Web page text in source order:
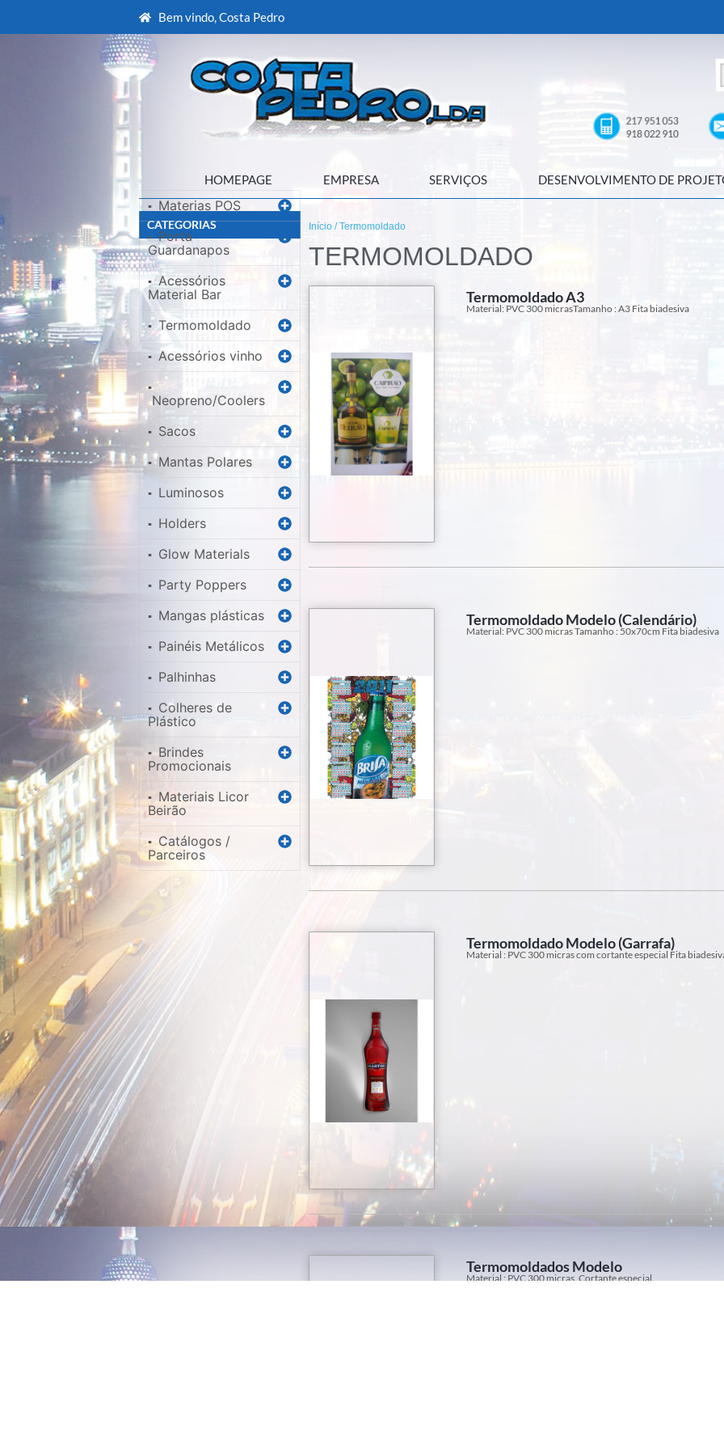
Bem vindo, Costa Pedro
HOMEPAGE EMPRESA SERVIÇOS DESENVOLVIMENTO DE
CATEGORIAS
▪ Materias POS
▪ Porta
Guardanapos
▪ Acessórios
Material Bar
▪ Termomoldado
▪ Acessórios vinho
▪
Neopreno/Coolers
▪ Sacos
▪ Mantas Polares
▪ Luminosos
▪ Holders
▪ Glow Materials
▪ Party Poppers
▪ Mangas plásticas
▪ Painéis Metálicos
▪ Palhinhas
▪ Colheres de
Plástico
▪ Brindes
Promocionais
▪ Materiais Licor
Beirão
▪ Catálogos /
Parceiros
Início / Termomoldado
TERMOMOLDADO
Termomoldado A3
Material: PVC 300 micrasTamanho : A3 Fita biadesiva
Termomoldado Modelo (Calendário)
Material: PVC 300 micras Tamanho : 50x70cm Fita biadesiva
Termomoldado Modelo (Garrafa)
Material : PVC 300 micras com cortante especial Fita
Termomoldados Modelo
Material : PVC 300 micras. Cortante especial.